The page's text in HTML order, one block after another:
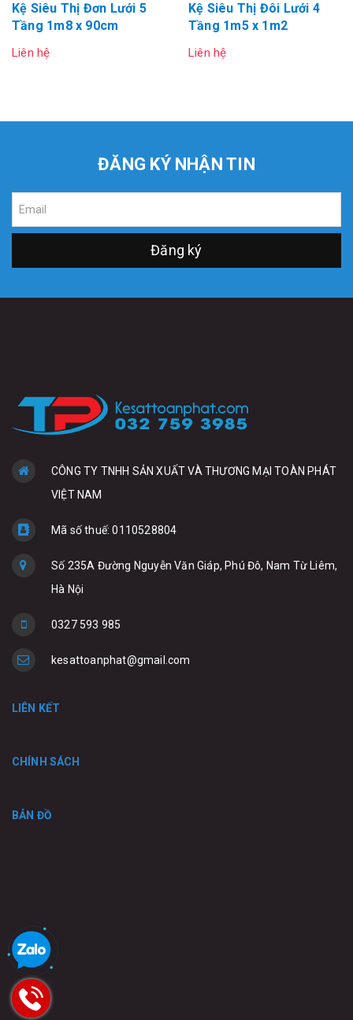
Kệ Siêu Thị Đơn Lưới 5
Tầng 1m8 x 90cm
Liên hệ
Kệ Siêu Thị Đôi Lưới 4
Tầng 1m5 x 1m2
Liên hệ
ĐĂNG KÝ NHẬN TIN
Đăng ký
CÔNG TY TNHH SẢN XUẤT VÀ THƯƠNG MẠI TOÀN PHÁT
VIỆT NAM
Mã số thuế: 0110528804
Số 235A Đường Nguyễn Văn Giáp, Phú Đô, Nam Từ Liêm,
Hà Nội
0327 593 985
kesattoanphat@gmail.com
LIÊN KẾT
CHÍNH SÁCH
BẢN ĐỒ